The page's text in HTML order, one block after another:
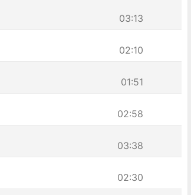
03:13
02:10
01:51
02:58
03:38
02:30